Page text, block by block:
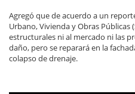
Agregó que de acuerdo a un
Urbano, Vivienda y Obras
estructurales ni al mercado ni las
daño, pero se reparará en la
colapso de drenaje.